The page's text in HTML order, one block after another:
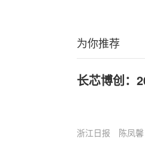
为你推荐
长芯博创：
浙江日报 陈凤馨